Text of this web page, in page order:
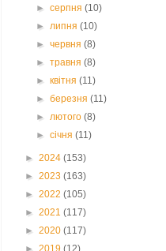
►серпня(10)
►липня(10)
►червня(8)
►травня(8)
►квітня(11)
►березня(11)
►лютого(8)
►січня(11)
► 2024 (153)
► 2023 (163)
► 2022 (105)
► 2021 (117)
► 2020 (117)
► 2019 (12)